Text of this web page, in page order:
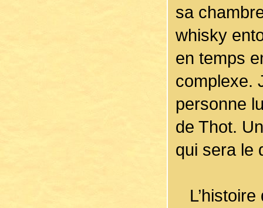
sa
whisky
en temps
complexe.
personne
de Thot.
qui sera le